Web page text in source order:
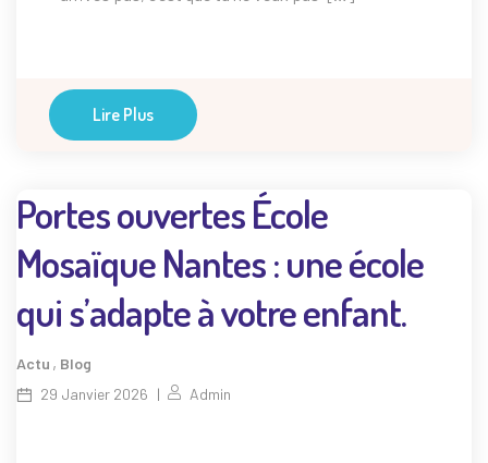
Lire Plus
Portes ouvertes École
Mosaïque Nantes : une école
qui s’adapte à votre enfant.
Actu , Blog
29 Janvier 2026
Admin